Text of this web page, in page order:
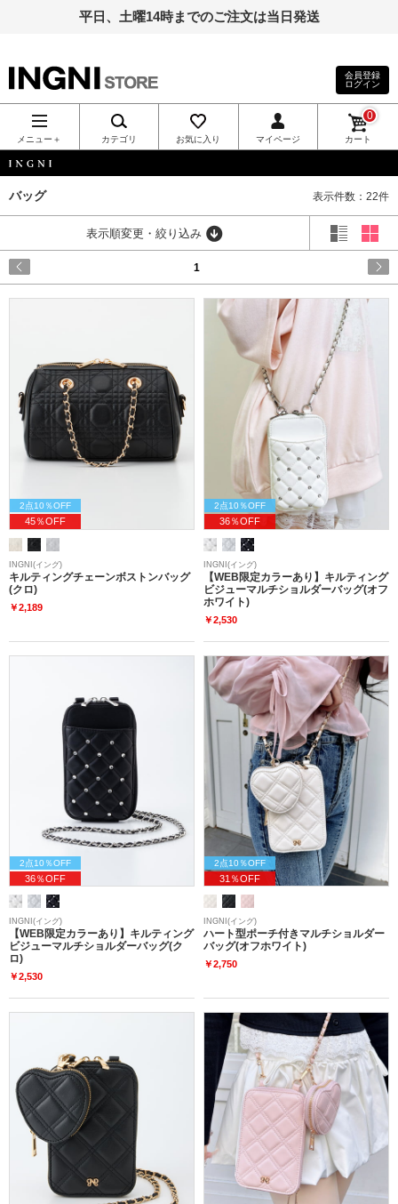
平日、土曜14時までのご注文は当日発送
INGNI（イン
グ）公式通
販｜INGNI
STORE
会員登録
ログイン
メニュー＋ カテゴリ お気に入り マイページ カート
0
バッグ 表示件数：22件
表示順変更・絞り込み
1
2点10％OFF
45％OFF
INGNI(イング)
キルティングチェーンボストンバッグ
(クロ)
￥2,189
2点10％OFF
36％OFF
INGNI(イング)
【WEB限定カラーあり】キルティング
ビジューマルチショルダーバッグ(オフ
ホワイト)
￥2,530
2点10％OFF
36％OFF
INGNI(イング)
【WEB限定カラーあり】キルティング
ビジューマルチショルダーバッグ(ク
ロ)
￥2,530
2点10％OFF
31％OFF
INGNI(イング)
ハート型ポーチ付きマルチショルダー
バッグ(オフホワイト)
￥2,750